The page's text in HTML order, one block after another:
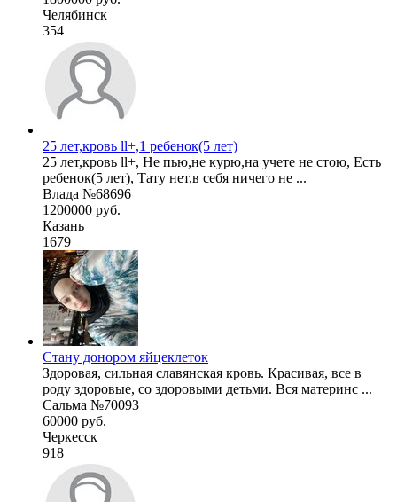
Челябинск
354
25 лет,кровь ll+,1 ребенок(5 лет)
25 лет,кровь ll+, Не пью,не курю,на учете не стою, Есть
ребенок(5 лет), Тату нет,в себя ничего не ...
Влада №68696
1200000 руб.
Казань
1679
Стану донором яйцеклеток
Здоровая, сильная славянская кровь. Красивая, все в
роду здоровые, со здоровыми детьми. Вся материнс ...
Сальма №70093
60000 руб.
Черкесск
918